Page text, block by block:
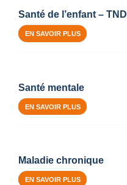
Santé de l’enfant – TND
EN SAVOIR PLUS
Santé mentale
EN SAVOIR PLUS
Maladie chronique
EN SAVOIR PLUS